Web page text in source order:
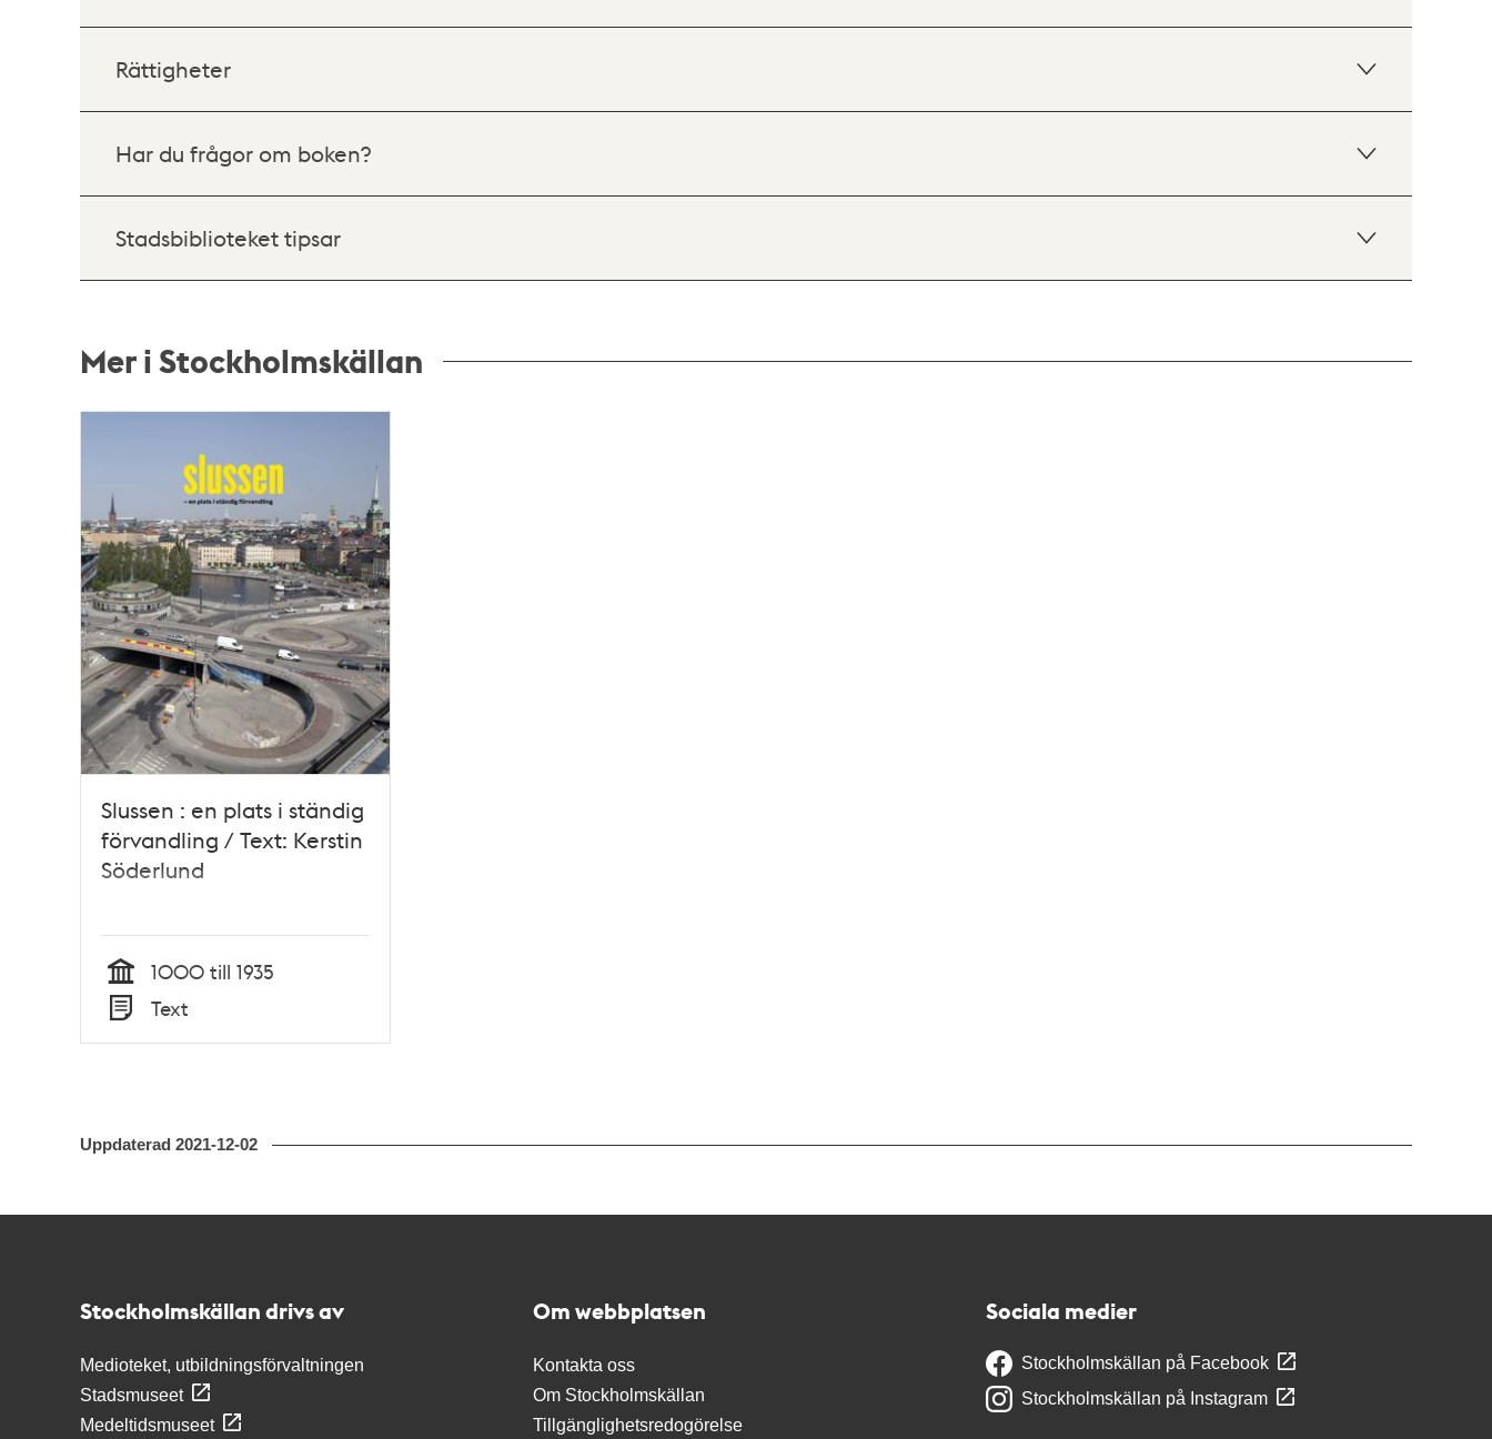
Rättigheter
Har du frågor om boken?
Stadsbiblioteket tipsar
Mer i Stockholmskällan
teman
Slussen : en plats i ständig
förvandling / Text: Kerstin
Söderlund
Tid
1000 till 1935
Typ
Text
Uppdaterad 2021-12-02
Stockholmskällan drivs av
Medioteket, utbildningsförvaltningen
Stadsmuseet
Medeltidsmuseet
Om webbplatsen
Kontakta oss
Om Stockholmskällan
Tillgänglighetsredogörelse
Sociala medier
Stockholmskällan på Facebook
Stockholmskällan på Instagram